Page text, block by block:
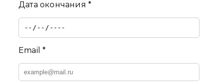
Дата окончания *
Email *